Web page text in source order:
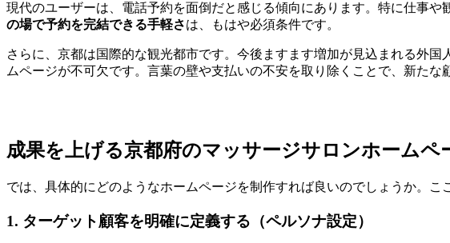
現代のユーザーは、電話予約を面倒だと感じる傾向にあります。特に仕事や
の場で予約を完結できる手軽さは、もはや必須条件です。
さらに、京都は国際的な観光都市です。今後ますます増加が見込まれる外国
ムページが不可欠です。言葉の壁や支払いの不安を取り除くことで、新たな
成果を上げる京都府のマッサージサロンホームペ
では、具体的にどのようなホームページを制作すれば良いのでしょうか。
1. ターゲット顧客を明確に定義する（ペルソナ設定）